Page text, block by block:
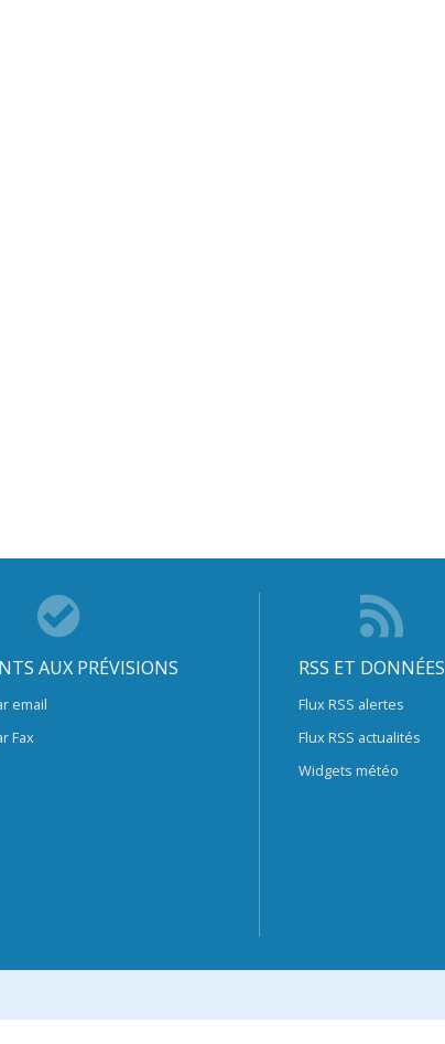
AUX PRÉVISIONS
email
Fax
RSS ET DONNÉES
Flux RSS alertes
Flux RSS actualités
Widgets météo